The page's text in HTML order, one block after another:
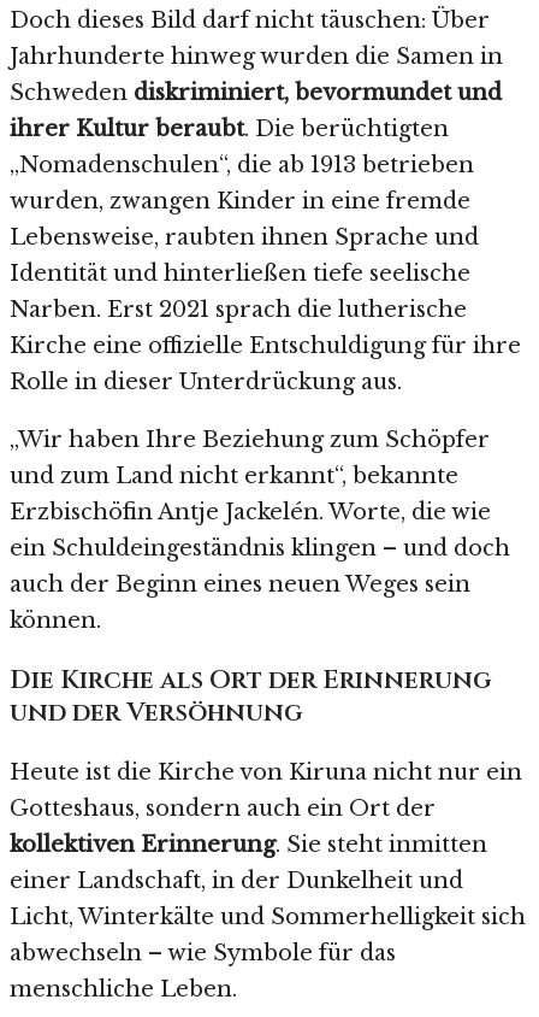
Doch dieses Bild darf nicht täuschen: Über
Jahrhunderte hinweg wurden die Samen in
Schweden diskriminiert, bevormundet und
ihrer Kultur beraubt. Die berüchtigten
„Nomadenschulen“, die ab 1913 betrieben
wurden, zwangen Kinder in eine fremde
Lebensweise, raubten ihnen Sprache und
Identität und hinterließen tiefe seelische
Narben. Erst 2021 sprach die lutherische
Kirche eine offizielle Entschuldigung für ihre
Rolle in dieser Unterdrückung aus.
„Wir haben Ihre Beziehung zum Schöpfer
und zum Land nicht erkannt“, bekannte
Erzbischöfin Antje Jackelén. Worte, die wie
ein Schuldeingeständnis klingen – und doch
auch der Beginn eines neuen Weges sein
können.
Die Kirche als Ort der Erinnerung
und der Versöhnung
Heute ist die Kirche von Kiruna nicht nur ein
Gotteshaus, sondern auch ein Ort der
kollektiven Erinnerung. Sie steht inmitten
einer Landschaft, in der Dunkelheit und
Licht, Winterkälte und Sommerhelligkeit sich
abwechseln – wie Symbole für das
menschliche Leben.